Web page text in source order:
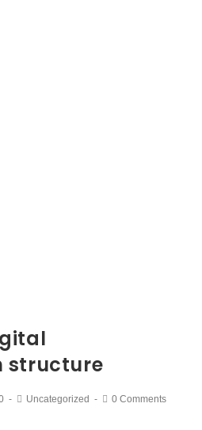
structure
Uncategorized 0 Comments